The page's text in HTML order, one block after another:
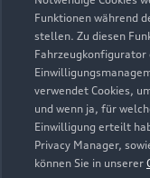
Funktionen während
stellen. Zu diesen
Fahrzeugkonfigurator
verwendet Cookies,
und wenn ja, für
Einwilligung erteilt
Privacy Manager,
können Sie in unserer
Modelle